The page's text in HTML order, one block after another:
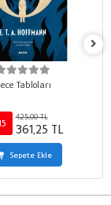
Tabloları
425,00 TL
361,25 TL
Sepete Ekle